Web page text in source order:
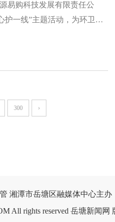
易购科技发展有限责任公
护一线”主题活动，为环卫工
300 ›
湘潭市岳塘区融媒体中心主办
All rights reserved 岳塘新闻网